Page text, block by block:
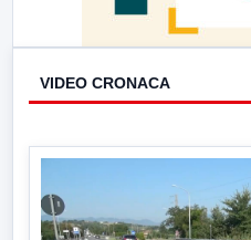
VIDEO CRONACA